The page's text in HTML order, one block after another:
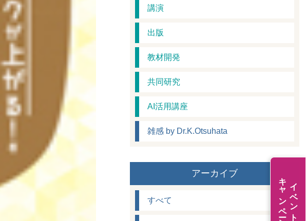
イベント・
キャンペーン
講演
出版
教材開発
共同研究
AI活用講座
雑感 by Dr.K.Otsuhata
アーカイブ
すべて